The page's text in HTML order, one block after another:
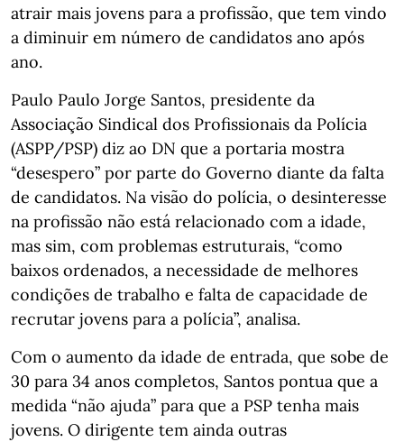
atrair mais jovens para a profissão, que tem vindo
a diminuir em número de candidatos ano após
ano.
Paulo Paulo Jorge Santos, presidente da
Associação Sindical dos Profissionais da Polícia
(ASPP/PSP) diz ao DN que a portaria mostra
“desespero” por parte do Governo diante da falta
de candidatos. Na visão do polícia, o desinteresse
na profissão não está relacionado com a idade,
mas sim, com problemas estruturais, “como
baixos ordenados, a necessidade de melhores
condições de trabalho e falta de capacidade de
recrutar jovens para a polícia”, analisa.
Com o aumento da idade de entrada, que sobe de
30 para 34 anos completos, Santos pontua que a
medida “não ajuda” para que a PSP tenha mais
jovens. O dirigente tem ainda outras